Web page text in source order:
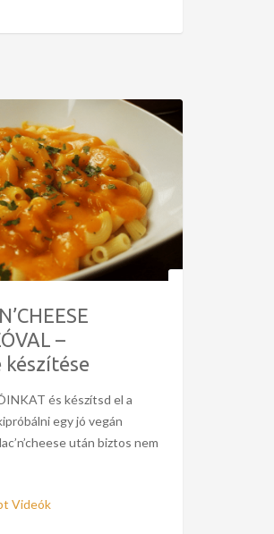
–
készítése
és készítsd el a
egy jó vegán
után biztos nem
Videók